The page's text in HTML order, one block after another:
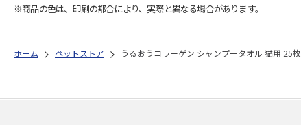
※商品の色は、印刷の都合により、実際と異なる場合があります。
ホーム ペットストア うるおうコラーゲン シャンプータオル 猫用 25枚